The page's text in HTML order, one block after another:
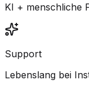
KI + menschliche
Support
Lebenslang bei